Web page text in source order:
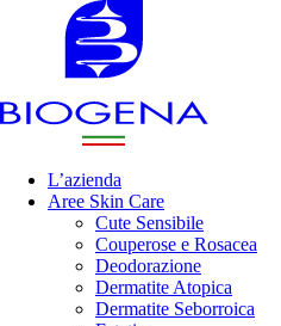
L’azienda
Aree Skin Care
Cute Sensibile
Couperose e Rosacea
Deodorazione
Dermatite Atopica
Dermatite Seborroica